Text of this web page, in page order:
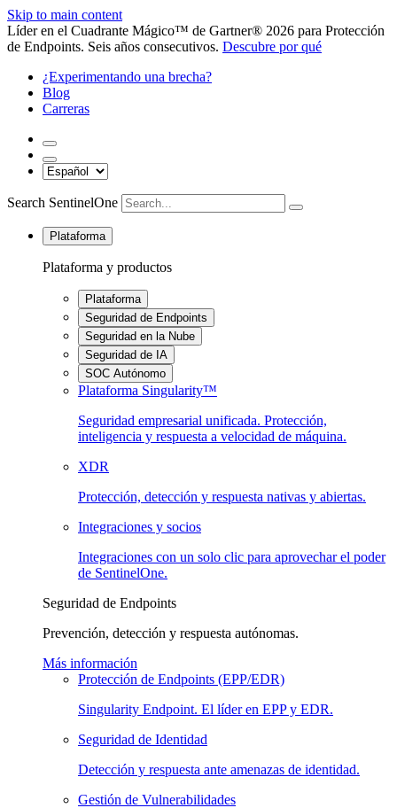
Skip to main content
Líder en el Cuadrante Mágico™ de Gartner® 2026 para Protección
de Endpoints. Seis años consecutivos. Descubre por qué
¿Experimentando una brecha?
Blog
Carreras
Search SentinelOne
Plataforma
Plataforma y productos
Plataforma
Seguridad de Endpoints
Seguridad en la Nube
Seguridad de IA
SOC Autónomo
Plataforma Singularity™
Seguridad empresarial unificada. Protección,
inteligencia y respuesta a velocidad de máquina.
XDR
Protección, detección y respuesta nativas y abiertas.
Integraciones y socios
Integraciones con un solo clic para aprovechar el poder
de SentinelOne.
Seguridad de Endpoints
Prevención, detección y respuesta autónomas.
Más información
Protección de Endpoints (EPP/EDR)
Singularity Endpoint. El líder en EPP y EDR.
Seguridad de Identidad
Detección y respuesta ante amenazas de identidad.
Gestión de Vulnerabilidades